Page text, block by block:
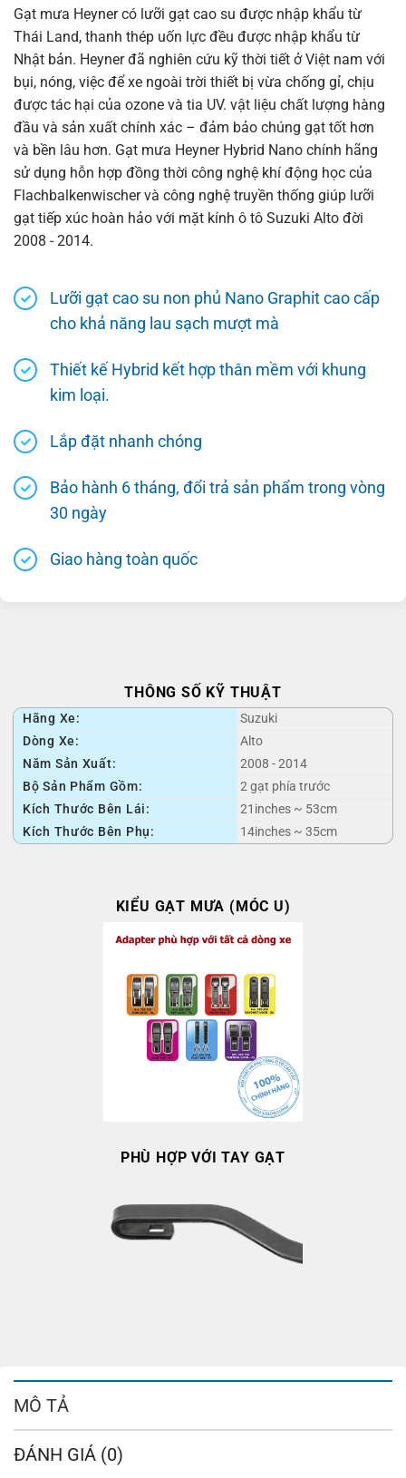
Gạt mưa Heyner có lưỡi gạt cao su được nhập khẩu từ
Thái Land, thanh thép uốn lực đều được nhập khẩu từ
Nhật bản. Heyner đã nghiên cứu kỹ thời tiết ở Việt nam với
bụi, nóng, việc để xe ngoài trời thiết bị vừa chống gỉ, chịu
được tác hại của ozone và tia UV. vật liệu chất lượng hàng
đầu và sản xuất chính xác – đảm bảo chúng gạt tốt hơn
và bền lâu hơn. Gạt mưa Heyner Hybrid Nano chính hãng
sử dụng hỗn hợp đồng thời công nghệ khí động học của
Flachbalkenwischer và công nghệ truyền thống giúp lưỡi
gạt tiếp xúc hoàn hảo với mặt kính ô tô Suzuki Alto đời
2008 - 2014.
Lưỡi gạt cao su non phủ Nano Graphit cao cấp
cho khả năng lau sạch mượt mà
Thiết kế Hybrid kết hợp thân mềm với khung
kim loại.
Lắp đặt nhanh chóng
Bảo hành 6 tháng, đổi trả sản phẩm trong vòng
30 ngày
Giao hàng toàn quốc
THÔNG SỐ KỸ THUẬT
Hãng Xe:
Suzuki
Dòng Xe:
Alto
Năm Sản Xuất:
2008 - 2014
Bộ Sản Phẩm Gồm:
2 gạt phía trước
Kích Thước Bên Lái:
21inches ~ 53cm
Kích Thước Bên Phụ:
14inches ~ 35cm
KIỂU GẠT MƯA (MÓC U)
PHÙ HỢP VỚI TAY GẠT
MÔ TẢ
ĐÁNH GIÁ (0)